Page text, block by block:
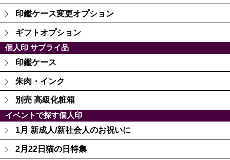
印鑑ケース変更オプション
ギフトオプション
個人印 サプライ品
印鑑ケース
朱肉・インク
別売 高級化粧箱
イベントで探す個人印
1月 新成人/新社会人のお祝いに
2月22日猫の日特集